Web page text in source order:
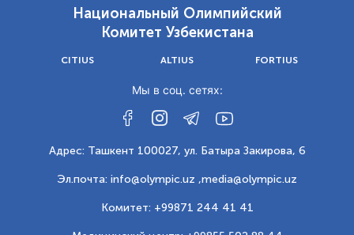
Национальный Олимпийский
Комитет Узбекистана
CITIUS ALTIUS FORTIUS
Мы в соц. сетях:
Адрес: Ташкент 100027, ул. Батыра Закирова, 6
Эл.почта: info@olympic.uz ,media@olympic.uz
Комитет: +99871 244 41 41